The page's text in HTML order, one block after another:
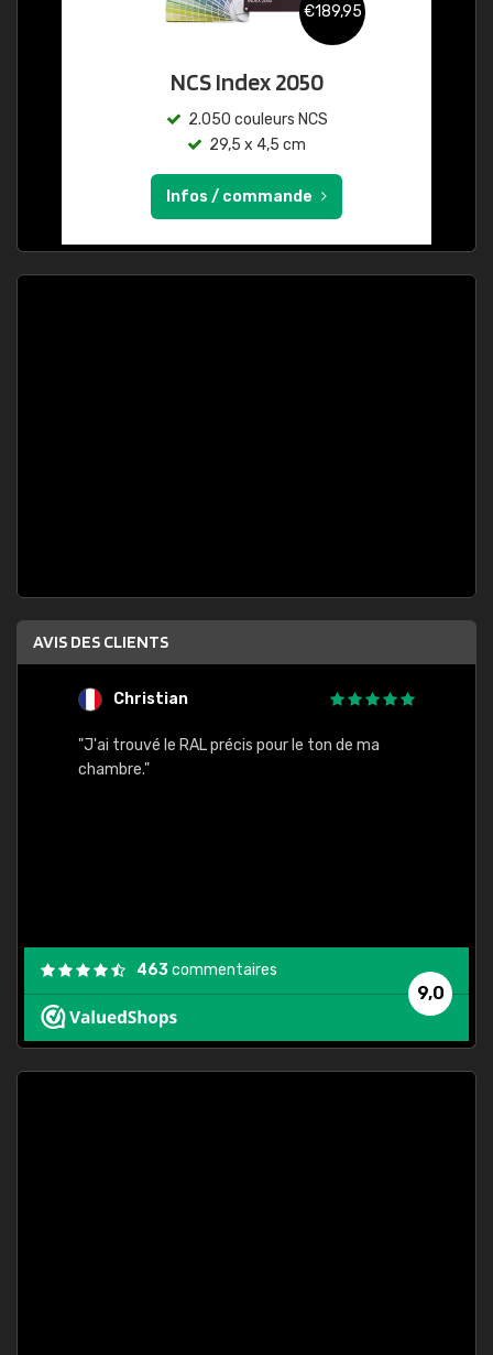
€189,95
NCS Index 2050
2.050 couleurs NCS
29,5 x 4,5 cm
Infos / commande
AVIS DES CLIENTS
Christian
"J'ai trouvé le RAL précis pour le ton de ma
chambre."
9,0
463commentaires